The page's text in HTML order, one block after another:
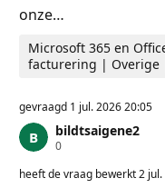
onze…
Microsoft 365 en
facturering | Overige
gevraagd 1 jul. 2026 20:05
bildtsaigene2
0R
p
heeft de vraag bewerkt2